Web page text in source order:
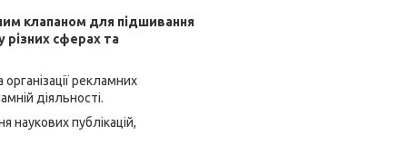
клапаном для підшивання
різних сферах та
рекламних
діяльності.
наукових публікацій,